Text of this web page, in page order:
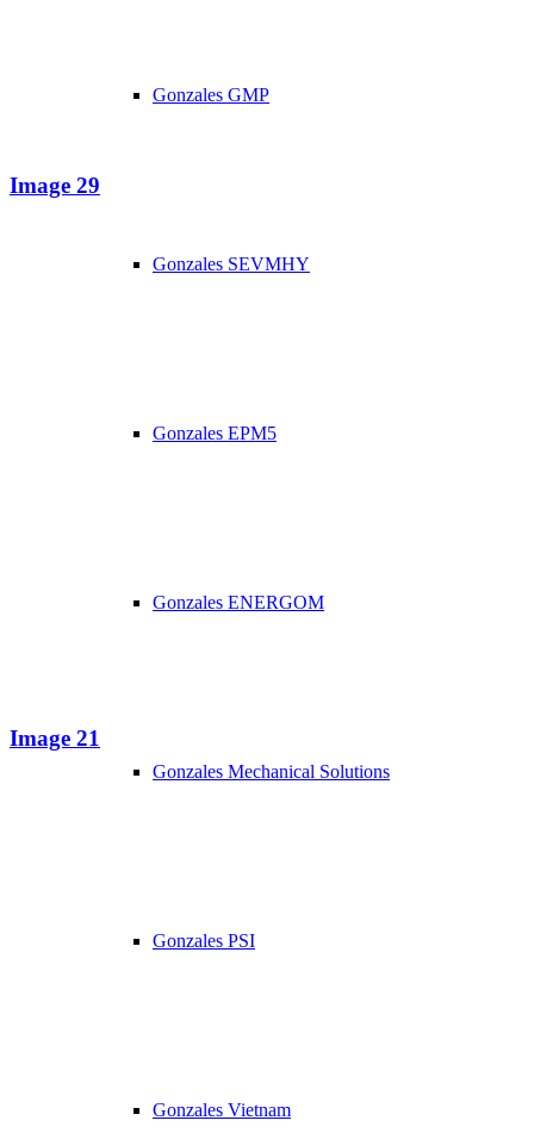
Gonzales GMP
Gonzales SEVMHY
Gonzales EPM5
Gonzales ENERGOM
Gonzales Mechanical Solutions
Gonzales PSI
Gonzales Vietnam
Image 29
Image 21